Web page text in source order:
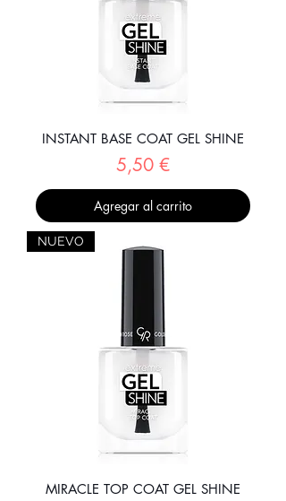
INSTANT BASE COAT GEL SHINE
Precio
5,50 €
Agregar al carrito
NUEVO
MIRACLE TOP COAT GEL SHINE